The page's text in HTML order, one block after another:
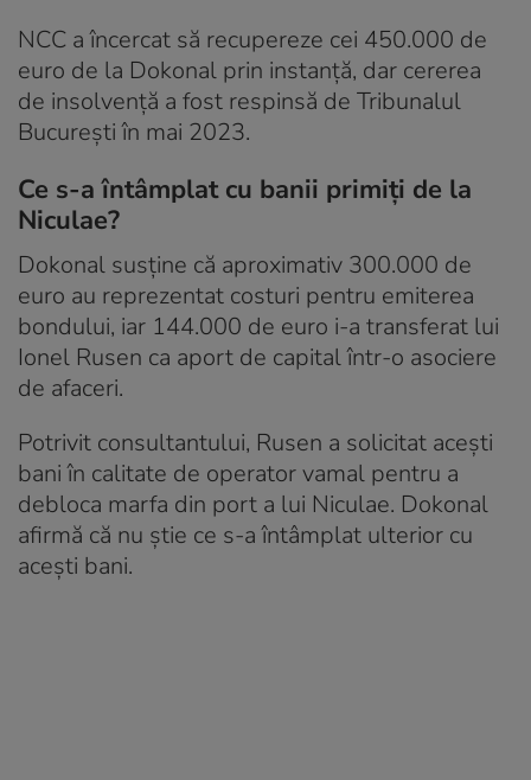
NCC a încercat să recupereze cei 450.000 de
euro de la Dokonal prin instanță, dar cererea
de insolvență a fost respinsă de Tribunalul
București în mai 2023.
Ce s-a întâmplat cu banii primiți de la
Niculae?
Dokonal susține că aproximativ 300.000 de
euro au reprezentat costuri pentru emiterea
bondului, iar 144.000 de euro i-a transferat lui
Ionel Rusen ca aport de capital într-o asociere
de afaceri.
Potrivit consultantului, Rusen a solicitat acești
bani în calitate de operator vamal pentru a
debloca marfa din port a lui Niculae. Dokonal
afirmă că nu știe ce s-a întâmplat ulterior cu
acești bani.